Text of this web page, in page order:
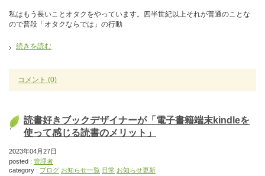
私はもう長いことオタクをやっています。四半世紀以上それが普通のことな
ので普段「オタクならでは」の行動
続きを読む
コメント (0)
読書好きブックデザイナーが「電子書籍端末kindleを
使って感じる読書のメリット」
2023年04月27日
posted : 管理者
category : ブログ お知らせ一覧 日常 お知らせ更新